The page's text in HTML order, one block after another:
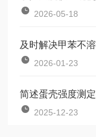
2026-05-18
2026-01-23
简述蛋壳强度测
2025-12-23